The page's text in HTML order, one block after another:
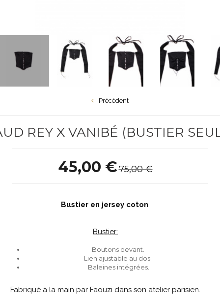
Précédent
REY X VANIBÉ (BUSTIER
45,00 €75,00 €
Bustier en jersey coton
Bustier:
Boutons devant.
Lien ajustable au dos.
Baleines intégrées.
Fabriqué à la main par Faouzi dans son atelier parisien.